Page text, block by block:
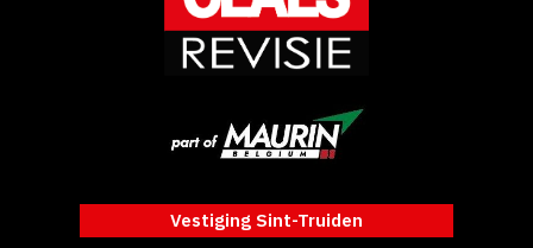
Vestiging Sint-Truiden